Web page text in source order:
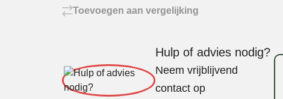
Toevoegen aan vergelijking
Hulp of advies nodig?
Neem vrijblijvend
contact op